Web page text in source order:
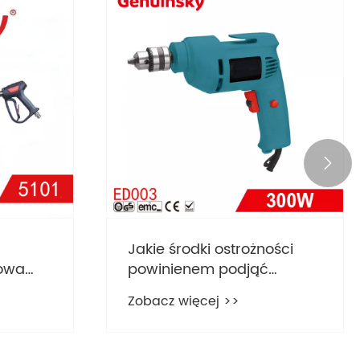
Jakie środki ostrożności
powinienem podjąć
wiertarki elektrycznej?
Zobacz więcej >>
